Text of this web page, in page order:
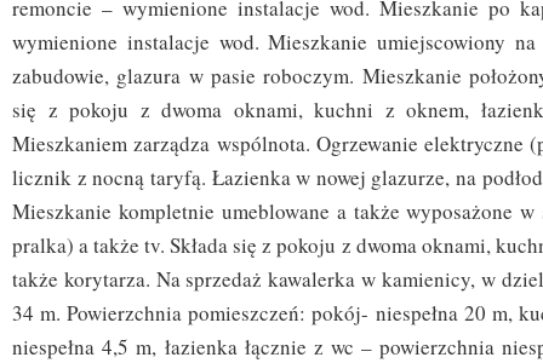
remoncie – wymienione instalacje wod. Mieszkanie po
wymienione instalacje wod. Mieszkanie umiejscowiony
zabudowie, glazura w pasie roboczym. Mieszkanie
się z pokoju z dwoma oknami, kuchni z oknem,
Mieszkaniem zarządza wspólnota. Ogrzewanie elektryczne
licznik z nocną taryfą. Łazienka w nowej glazurze, na
Mieszkanie kompletnie umeblowane a także wyposażone
pralka) a także tv. Składa się z pokoju z dwoma oknami,
także korytarza. Na sprzedaż kawalerka w kamienicy, w
34 m. Powierzchnia pomieszczeń: pokój- niespełna 20 m,
niespełna 4,5 m, łazienka łącznie z wc – powierzchnia